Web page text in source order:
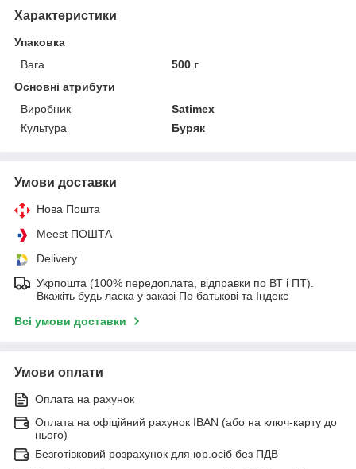
Характеристики
Упаковка
Вага
500 г
Основні атрибути
Виробник
Satimex
Культура
Буряк
Умови доставки
Нова Пошта
Meest ПОШТА
Delivery
Укрпошта (100% передоплата, відправки по ВТ і ПТ).
Вкажіть будь ласка у заказі По батькові та Індекс
Всі умови доставки
Умови оплати
Оплата на рахунок
Оплата на офіційний рахунок IBAN (або на ключ-карту до
нього)
Безготівковий розрахунок для юр.осіб без ПДВ